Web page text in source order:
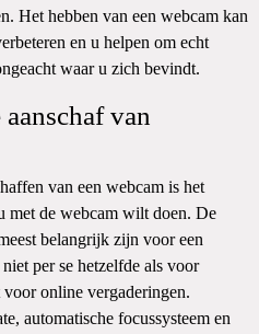
Het hebben van een webcam kan
en u helpen om echt
waar u zich bevindt.
van
van een webcam is het
met de webcam wilt doen. De
belangrijk zijn voor een
per se hetzelfde als voor
online vergaderingen.
automatische focussysteem en